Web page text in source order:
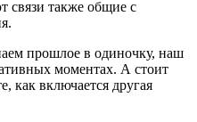
связи также общие с
прошлое в одиночку, наш
моментах. А стоит
как включается другая